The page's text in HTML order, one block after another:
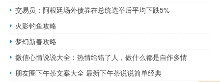
交易员：阿根廷场外债券在总统选举后平均下跌5%
火影钓鱼攻略
梦幻新春攻略
微信心情说说大全：热情给错了人，做什么都是自作多情
朋友圈下午茶文案大全 最新下午茶说说简单经典